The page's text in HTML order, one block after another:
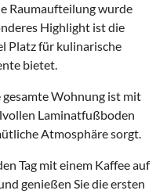
Raumaufteilung wurde
Highlight ist die
Platz für kulinarische
bietet.
Wohnung ist mit
Laminatfußboden
Atmosphäre sorgt.
Tag mit einem Kaffee auf
genießen Sie die ersten